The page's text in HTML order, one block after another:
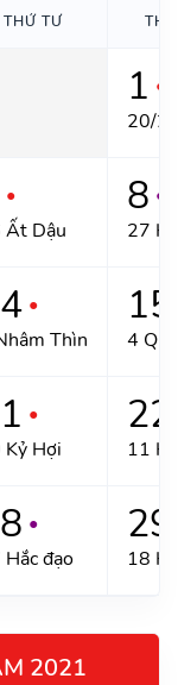
THỨ TƯ
1 ●
20/2
●
Ất Dậu
8 ●
27
●
Thìn
15
4
●
Kỷ Hợi
22
11
●
Hắc đạo
29
18
2021